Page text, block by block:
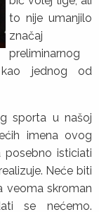
to nije umanjilo
značaj
preliminarnog
kao jednog od
sporta u našoj
imena ovog
isticiati
Neće biti
veoma skroman
se nećemo.